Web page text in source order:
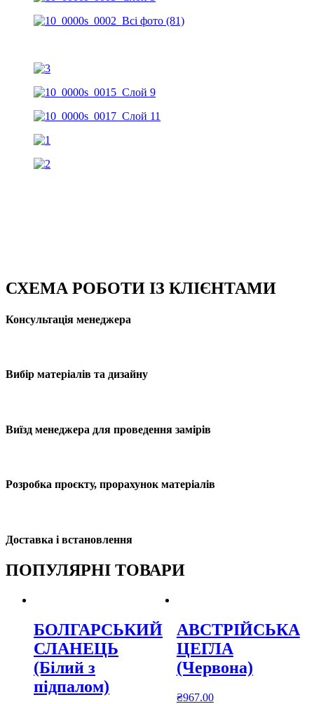
СХЕМА РОБОТИ ІЗ КЛІЄНТАМИ
Консультація менеджера
Вибір матеріалів та дизайну
Виїзд менеджера для проведення замірів
Розробка проєкту, прорахунок матеріалів
Доставка і встановлення
ПОПУЛЯРНІ ТОВАРИ
БОЛГАРСЬКИЙ
СЛАНЕЦЬ
(Білий з
підпалом)
АВСТРІЙСЬКА
ЦЕГЛА
(Червона)
₴967.00